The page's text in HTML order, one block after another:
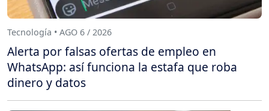
Tecnología • AGO 6 / 2026
Alerta por falsas ofertas de empleo en
WhatsApp: así funciona la estafa que roba
dinero y datos